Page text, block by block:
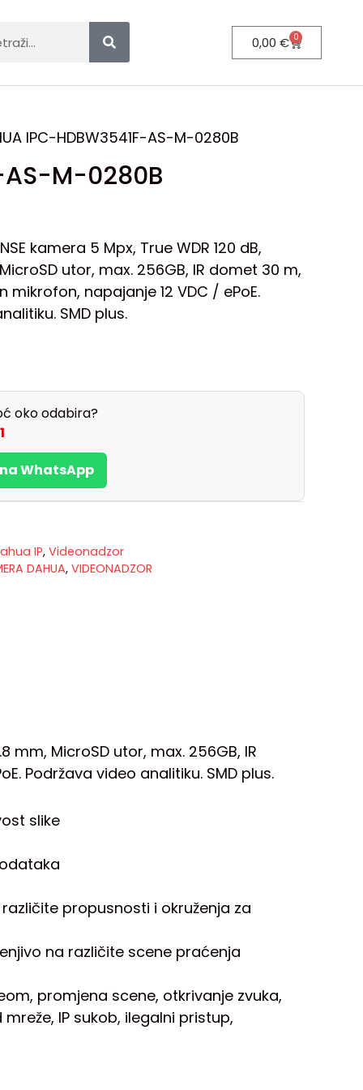
0,00€ 0
IPC-HDBW3541F-AS-M-0280B
AS-M-0280B
kamera 5 Mpx, True WDR 120 dB,
utor, max. 256GB, IR domet 30 m,
mikrofon, napajanje 12 VDC / ePoE.
SMD plus.
oko odabira?
WhatsApp
IP, Videonadzor
DAHUA, VIDEONADZOR
mm, MicroSD utor, max. 256GB, IR
Podržava video analitiku. SMD plus.
slike
različite propusnosti i okruženja za
na različite scene praćenja
promjena scene, otkrivanje zvuka,
IP sukob, ilegalni pristup,